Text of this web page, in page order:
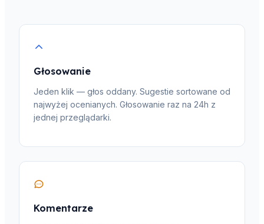
Głosowanie
Jeden klik — głos oddany. Sugestie sortowane od
najwyżej ocenianych. Głosowanie raz na 24h z
jednej przeglądarki.
Komentarze